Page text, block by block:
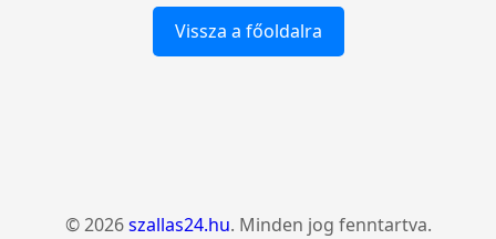
Vissza a főoldalra
© 2026szallas24.hu. Minden jog fenntartva.